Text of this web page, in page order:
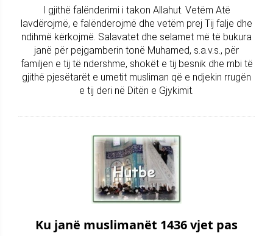
I gjithë falënderimi i takon Allahut. Vetëm Atë
lavdërojmë, e falënderojmë dhe vetëm prej Tij falje dhe
ndihmë kërkojmë. Salavatet dhe selamet më të bukura
janë për pejgamberin tonë Muhamed, s.a.v.s., për
familjen e tij të ndershme, shokët e tij besnik dhe mbi të
gjithë pjesëtarët e umetit musliman që e ndjekin rrugën
e tij deri në Ditën e Gjykimit.
Ku janë muslimanët 1436 vjet pas